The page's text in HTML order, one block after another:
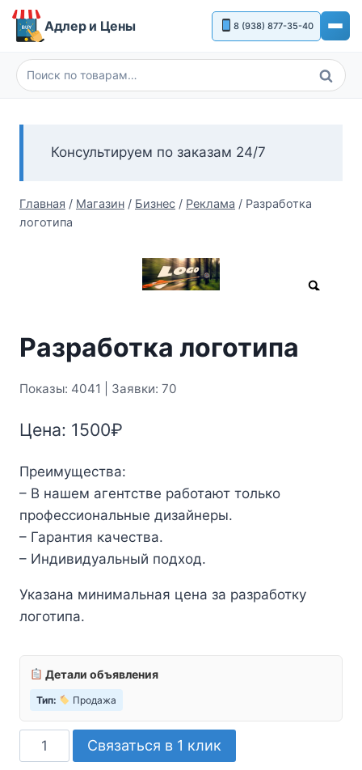
Перейти
Адлер и Цены 8 (938) 877-35-40
Искать:
Поиск
Консультируем по заказам 24/7
Главная / Магазин / Бизнес / Реклама / Разработка
логотипа
Разработка логотипа
Показы: 4041 | Заявки: 70
Цена: 1500₽
Преимущества:
– В нашем агентстве работают только
профессиональные дизайнеры.
– Гарантия качества.
– Индивидуальный подход.
Указана минимальная цена за разработку
логотипа.
Детали объявления
Тип: Продажа
Количество
товара
Связаться в 1 клик